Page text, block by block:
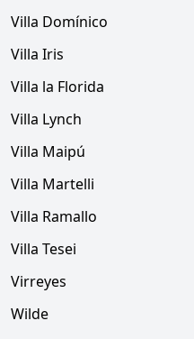
Villa Domínico
Villa Iris
Villa la Florida
Villa Lynch
Villa Maipú
Villa Martelli
Villa Ramallo
Villa Tesei
Virreyes
Wilde